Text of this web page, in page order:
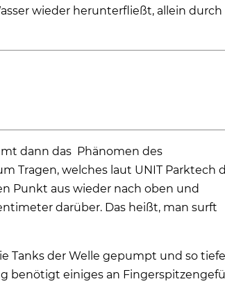
wieder herunterfließt, allein durch
dann das Phänomen des
Tragen, welches laut UNIT Parktech
Punkt aus wieder nach oben und
darüber. Das heißt, man surft
Tanks der Welle gepumpt und so
benötigt einiges an